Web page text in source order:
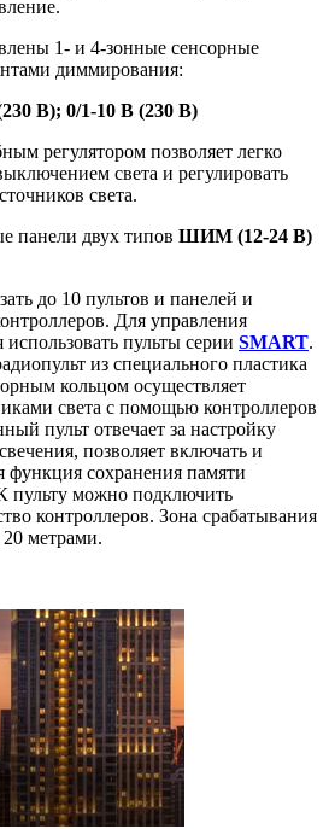
1- и 4-зонные сенсорные
диммирования:
В); 0/1-10 В (230 В)
регулятором позволяет легко
света и регулировать
света.
панели двух типов ШИМ (12-24 В)
до 10 пультов и панелей и
Для управления
пульты серии SMART.
из специального пластика
кольцом осуществляет
света с помощью контроллеров
пульт отвечает за настройку
позволяет включать и
функция сохранения памяти
пульту можно подключить
контроллеров. Зона срабатывания
20 метрами.